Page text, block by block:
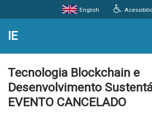
English
IE
Tecnologia Blockchain e
Desenvolvimento
EVENTO CANCELADO